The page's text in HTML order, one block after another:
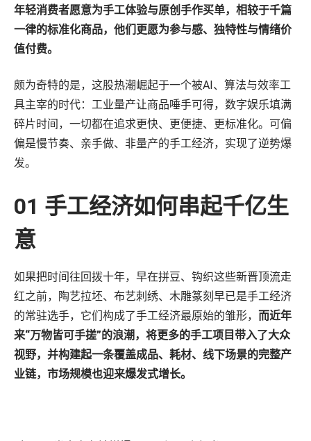
培训和技能提升
组织转型
年轻消费者愿意为手工体验与原创手作买单，相较于千篇
一律的标准化商品，他们更愿为参与感、独特性与情绪价
值付费。
颇为奇特的是，这股热潮崛起于一个被AI、算法与效率工
具主宰的时代：工业量产让商品唾手可得，数字娱乐填满
碎片时间，一切都在追求更快、更便捷、更标准化。可偏
偏是慢节奏、亲手做、非量产的手工经济，实现了逆势爆
发。
01 手工经济如何串起千亿生
意
如果把时间往回拨十年，早在拼豆、钩织这些新晋顶流走
红之前，陶艺拉坯、布艺刺绣、木雕篆刻早已是手工经济
的常驻选手，它们构成了手工经济最原始的雏形， 而近年
来“万物皆可手搓”的浪潮，将更多的手工项目带入了大众
视野，并构建起一条覆盖成品、耗材、线下场景的完整产
业链，市场规模也迎来爆发式增长。